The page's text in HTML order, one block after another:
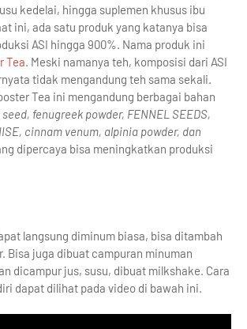
kedelai, hingga suplemen khusus ibu
ini, ada satu produk yang katanya bisa
ASI hingga 900%. Nama produk ini
Tea. Meski namanya teh, komposisi dari ASI
tidak mengandung teh sama sekali.
Tea ini mengandung berbagai bahan
seed, fenugreek powder, FENNEL SEEDS,
cinnam venum, alpinia powder, dan
dipercaya bisa meningkatkan produksi
langsung diminum biasa, bisa ditambah
Bisa juga dibuat campuran minuman
dicampur jus, susu, dibuat milkshake. Cara
dapat dilihat pada video di bawah ini.